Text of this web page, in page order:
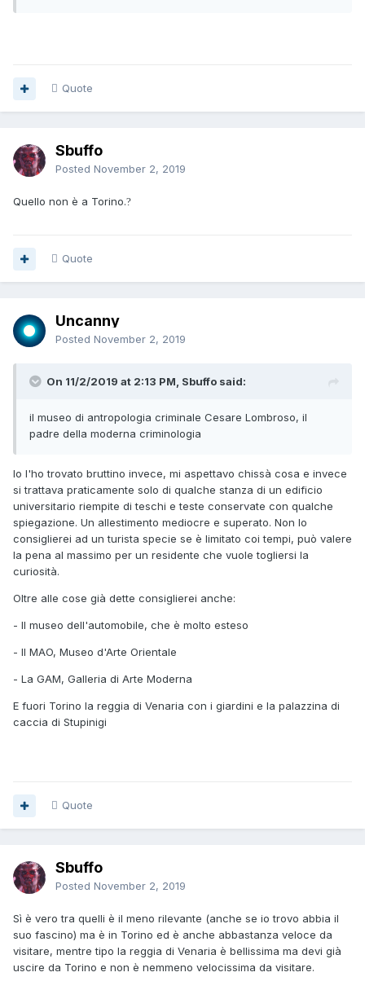
Quote
Sbuffo
Posted November 2, 2019
Quello non è a Torino.?
Quote
Uncanny
Posted November 2, 2019
On 11/2/2019 at 2:13 PM, Sbuffo said:
il museo di antropologia criminale Cesare Lombroso, il
padre della moderna criminologia
Io l'ho trovato bruttino invece, mi aspettavo chissà cosa e invece
si trattava praticamente solo di qualche stanza di un edificio
universitario riempite di teschi e teste conservate con qualche
spiegazione. Un allestimento mediocre e superato. Non lo
consiglierei ad un turista specie se è limitato coi tempi, può valere
la pena al massimo per un residente che vuole togliersi la
curiosità.
Oltre alle cose già dette consiglierei anche:
- Il museo dell'automobile, che è molto esteso
- Il MAO, Museo d'Arte Orientale
- La GAM, Galleria di Arte Moderna
E fuori Torino la reggia di Venaria con i giardini e la palazzina di
caccia di Stupinigi
Quote
Sbuffo
Posted November 2, 2019
Sì è vero tra quelli è il meno rilevante (anche se io trovo abbia il
suo fascino) ma è in Torino ed è anche abbastanza veloce da
visitare, mentre tipo la reggia di Venaria è bellissima ma devi già
uscire da Torino e non è nemmeno velocissima da visitare.